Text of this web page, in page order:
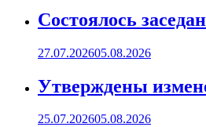
Состоялось
27.07.202605.08.2026
Утверждены
25.07.202605.08.2026